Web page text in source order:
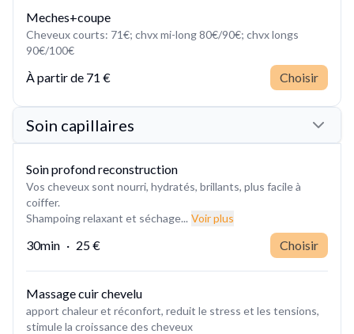
Meches+coupe
Cheveux courts: 71€; chvx mi-long 80€/90€; chvx longs
90€/100€
À partir de 71 € Choisir
Soin capillaires
Soin profond reconstruction
Vos cheveux sont nourri, hydratés, brillants, plus facile à
coiffer.
Shampoing relaxant et séchage... Voir plus
30min · 25 € Choisir
Massage cuir chevelu
apport chaleur et réconfort, reduit le stress et les tensions,
stimule la croissance des cheveux